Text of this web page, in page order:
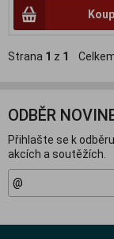
Strana 1 z 1
ODBĚR
Přihlašte se k
akcích a soutěžích.